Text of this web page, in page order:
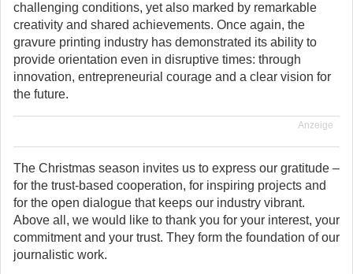
challenging conditions, yet also marked by remarkable
creativity and shared achievements. Once again, the
gravure printing industry has demonstrated its ability to
provide orientation even in disruptive times: through
innovation, entrepreneurial courage and a clear vision for
the future.
Anzeige
The Christmas season invites us to express our gratitude –
for the trust-based cooperation, for inspiring projects and
for the open dialogue that keeps our industry vibrant.
Above all, we would like to thank you for your interest, your
commitment and your trust. They form the foundation of our
journalistic work.